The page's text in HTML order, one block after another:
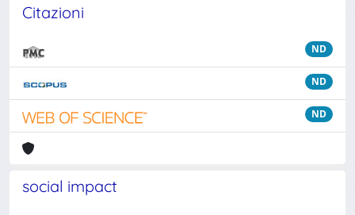
Citazioni
ND
ND
ND
social impact